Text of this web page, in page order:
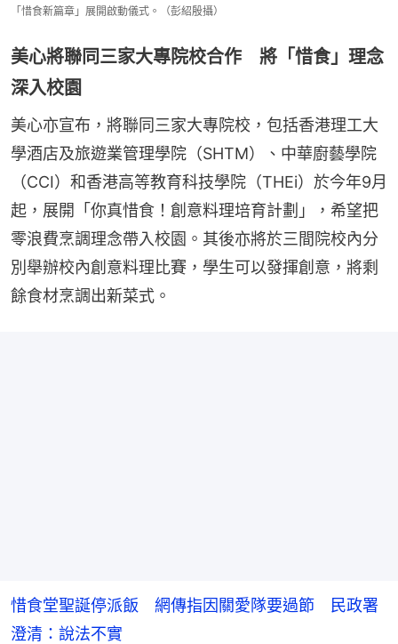
「惜食新篇章」展開啟動儀式。（彭紹殷攝）
美心將聯同三家大專院校合作 將「惜食」理念
深入校園
美心亦宣布，將聯同三家大專院校，包括香港理工大
學酒店及旅遊業管理學院（SHTM）、中華廚藝學院
（CCI）和香港高等教育科技學院（THEi）於今年9月
起，展開「你真惜食！創意料理培育計劃」，希望把
零浪費烹調理念帶入校園。其後亦將於三間院校內分
別舉辦校內創意料理比賽，學生可以發揮創意，將剩
餘食材烹調出新菜式。
惜食堂聖誕停派飯 網傳指因關愛隊要過節 民政署
澄清：說法不實